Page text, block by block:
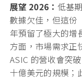
展望 2026： 低基
數據欠佳，但這份
年預留了極大的增
方面，市場需求正
ASIC 的營收會突
十億美元的規模；